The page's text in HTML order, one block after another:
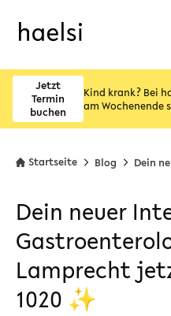
Jetzt
Termin
buchen
Kind krank? Bei
am Wochenende
Startseite Blog
Dein neuer
Lamprecht
1020 ✨